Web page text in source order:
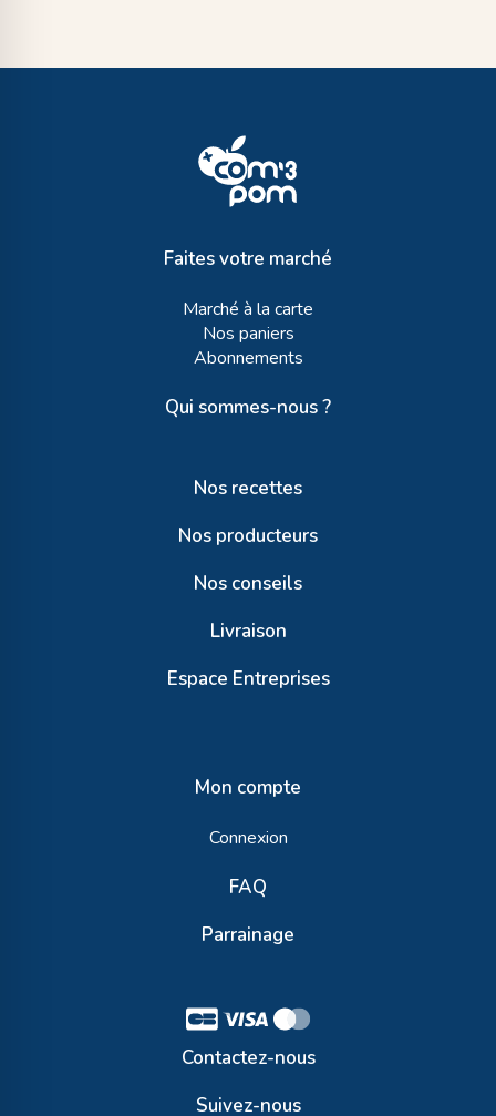
Faites votre marché
Marché à la carte
Nos paniers
Abonnements
Qui sommes-nous ?
Nos recettes
Nos producteurs
Nos conseils
Livraison
Espace Entreprises
Mon compte
Connexion
FAQ
Parrainage
Contactez-nous
Suivez-nous